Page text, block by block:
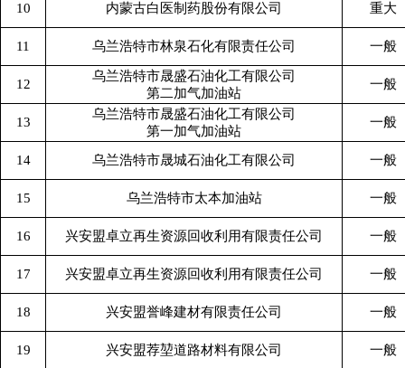
10 内蒙古白医制药股份有限公司 重大
11 乌兰浩特市林泉石化有限责任公司 一般
12
乌兰浩特市晟盛石油化工有限公司
第二加气加油站
一般
13
乌兰浩特市晟盛石油化工有限公司
第一加气加油站
一般
14 乌兰浩特市晟城石油化工有限公司 一般
15 乌兰浩特市太本加油站 一般
16 兴安盟卓立再生资源回收利用有限责任公司 一般
17 兴安盟卓立再生资源回收利用有限责任公司 一般
18 兴安盟誉峰建材有限责任公司 一般
19 兴安盟荐堃道路材料有限公司 一般